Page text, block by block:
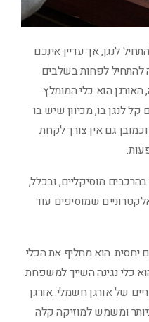
לנגן, אך עדיין אינכם
להתחיל לפחות בשלבים
הוא כלי המומלץ
קל לנגן בו, מכיוון שיש בו
גם אין צורך לקחת
מוסיקליים, ובכלל,
שמוסיפים עוד
יחסית. הוא מחליף את הכלי
כלי נגינה השייך למשפחת
של אורגן חשמלי: אורגן
ומשמש למוזיקה קלה